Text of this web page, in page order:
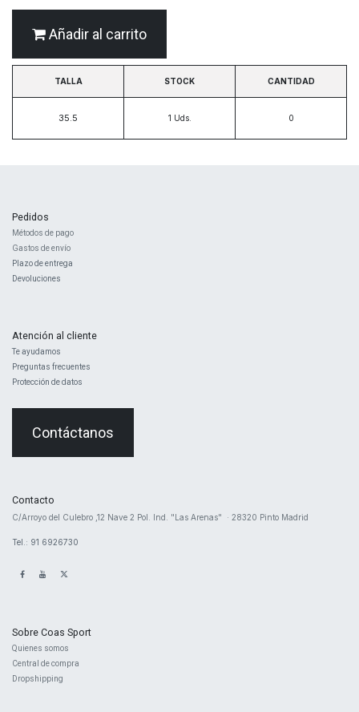
Añadir al carrito
TALLA STOCK CANTIDAD
35.5 1 Uds.
Pedidos
Métodos de pago
Gastos de envío
Plazo de entrega
Devoluciones
Atención al cliente
Te ayudamos
Preguntas frecuentes
Protección de datos
Contáctanos
Contacto
​C/Arroyo del Culebro ,12 Nave 2 ​Pol. Ind. "Las Arenas" · 28320 Pinto Madrid
Tel.: 91 6926730
Sobre Coas Sport
Quienes ​somos
Central de compra
Dropshipping